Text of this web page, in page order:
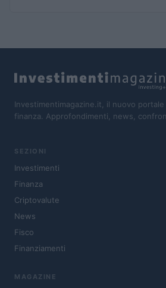
Investimentimagazine.it, il nuovo
finanza. Approfondimenti, news,
SEZIONI
Investimenti
Finanza
Criptovalute
News
Fisco
Finanziamenti
MAGAZINE